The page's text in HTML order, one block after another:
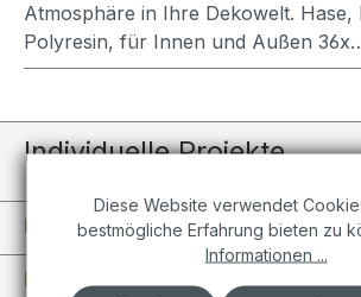
Atmosphäre in Ihre Dekowelt. Hase,
Polyresin, für Innen und Außen
Individuelle Projekte
Informationen
Kundenkonto
Diese Website verwendet
bestmögliche Erfahrung bieten zu
Informationen ...